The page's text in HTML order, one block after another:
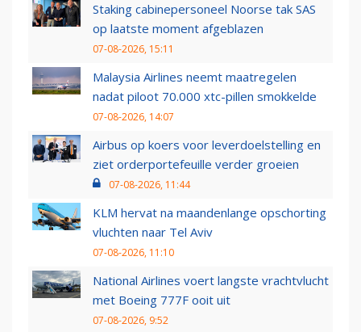
Staking cabinepersoneel Noorse tak SAS
op laatste moment afgeblazen
07-08-2026, 15:11
Malaysia Airlines neemt maatregelen
nadat piloot 70.000 xtc-pillen smokkelde
07-08-2026, 14:07
Airbus op koers voor leverdoelstelling en
ziet orderportefeuille verder groeien
07-08-2026, 11:44
KLM hervat na maandenlange opschorting
vluchten naar Tel Aviv
07-08-2026, 11:10
National Airlines voert langste vrachtvlucht
met Boeing 777F ooit uit
07-08-2026, 9:52